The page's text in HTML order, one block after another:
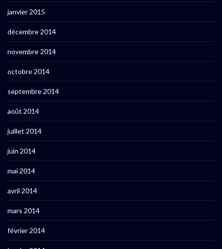
janvier 2015
décembre 2014
novembre 2014
octobre 2014
septembre 2014
août 2014
juillet 2014
juin 2014
mai 2014
avril 2014
mars 2014
février 2014